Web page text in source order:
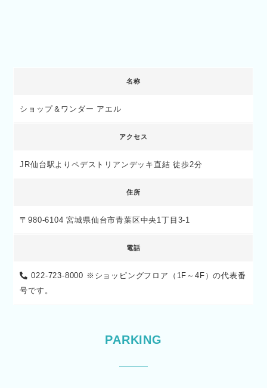
名称
ショップ＆ワンダー アエル
アクセス
JR仙台駅よりペデストリアンデッキ直結 徒歩2分
住所
〒980-6104 宮城県仙台市青葉区中央1丁目3-1
電話
022-723-8000 ※ショッピングフロア（1F～4F）の代表番
号です。
PARKING